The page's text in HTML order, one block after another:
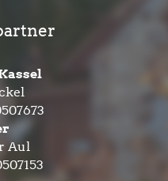
Aul